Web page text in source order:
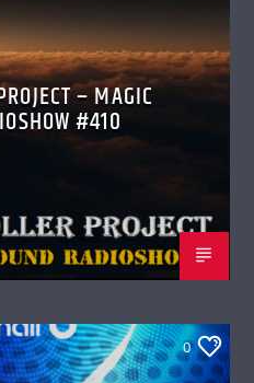
– MAGIC
#410
0